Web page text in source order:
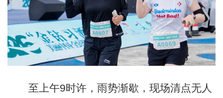
至上午9时许，雨势渐歇，现场清点无人